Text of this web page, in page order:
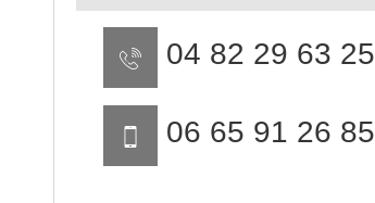
04 82 29 63 25
06 65 91 26 85